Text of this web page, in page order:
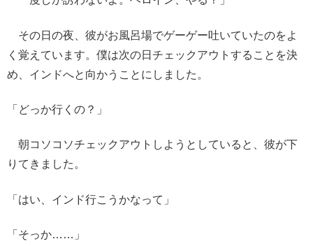
その日の夜、彼がお風呂場でゲーゲー吐いていたのをよ
く覚えています。僕は次の日チェックアウトすることを決
め、インドへと向かうことにしました。
「どっか行くの？」
朝コソコソチェックアウトしようとしていると、彼が下
りてきました。
「はい、インド行こうかなって」
「そっか……」